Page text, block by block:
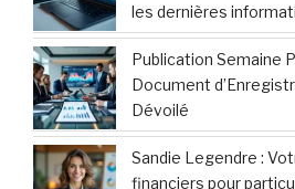
les dernières
Publication Semaine
Document
Dévoilé
Sandie Legendre :
financiers pour